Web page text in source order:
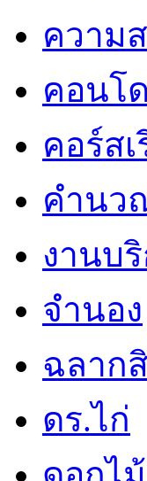
ความ
คอนโ
คอร์ส
คำนว
งานบ
จำนอง
ฉลาก
ดร.ไก่